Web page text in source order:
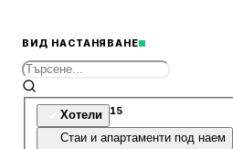
ВИД НАСТАНЯВАНЕ
Хотели 15
Стаи и апартаменти под наем